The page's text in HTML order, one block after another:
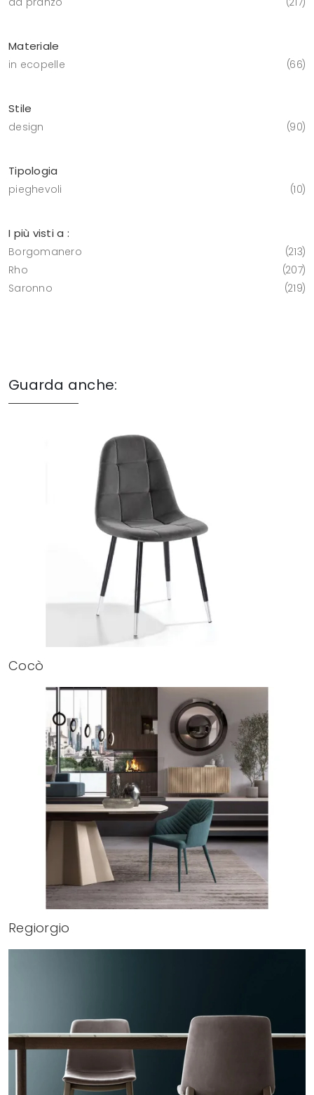
Materiale
in ecopelle 66
Stile
design 90
Tipologia
pieghevoli 10
I più visti a :
Borgomanero
213
Rho
207
Saronno
219
Guarda anche:
Cocò
Regiorgio